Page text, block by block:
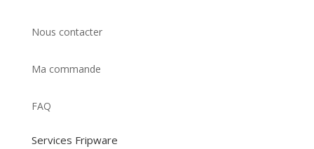
Nous contacter
Ma commande
FAQ
Services Fripware